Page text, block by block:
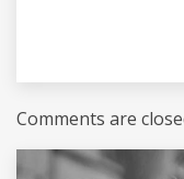
Comments are